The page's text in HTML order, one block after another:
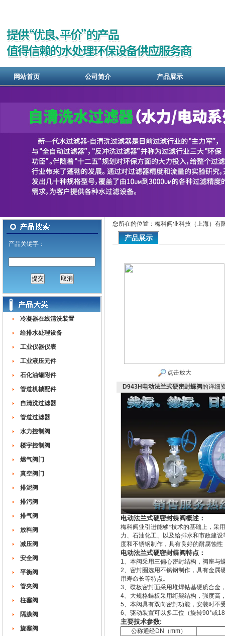
网站首页 公司简介 产品展示
产品关键字：
冷凝器在线清洗装置
给排水处理设备
工业仪器仪表
工业液压元件
石化油罐附件
管道机械配件
自清洗过滤器
管道过滤器
水力控制阀
楼宇控制阀
燃气阀门
真空阀门
排泥阀
排污阀
排气阀
放料阀
减压阀
安全阀
平衡阀
管夹阀
柱塞阀
隔膜阀
旋塞阀
您所在的位置：梅科阀业科技（上海）有
产品展示
点击放大
D943H电动法兰式硬密封蝶阀的详细
电动法兰式硬密封蝶阀概述：
梅科阀业引进能够*技术的基础上，采
力、石油化工、以及给排水和市政建
度和不锈钢制作，具有良好的耐腐蚀
电动法兰式硬密封蝶阀特点：
1、本阀采用三偏心密封结构，阀座与
2、密封圈选用不锈钢制作，具有金属
用寿命长等特点。
3、碟板密封面采用堆焊钴基硬质合金
4、大规格蝶板采用绗架结构，强度高
5、本阀具有双向密封功能，安装时不
6、驱动装置可以多工位（旋转90°或
主要技术参数:
公称通经DN（mm）